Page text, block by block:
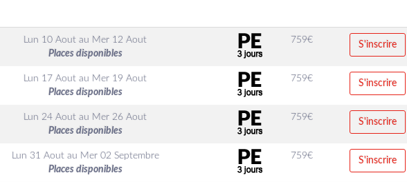
Lun 10 Aout au Mer 12 Aout
Places disponibles
759€ S'inscrire
Lun 17 Aout au Mer 19 Aout
Places disponibles
759€ S'inscrire
Lun 24 Aout au Mer 26 Aout
Places disponibles
759€ S'inscrire
Lun 31 Aoutau Mer 02 Septembre
Places disponibles
759€ S'inscrire